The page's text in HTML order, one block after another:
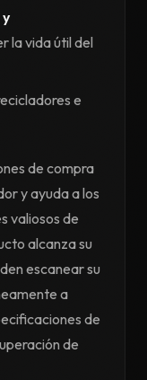
la vida útil del
e
de compra
y ayuda a los
valiosos de
alcanza su
escanear su
a
de
de